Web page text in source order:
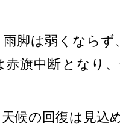
脚は弱くならず
赤旗中断となり
候の回復は見込